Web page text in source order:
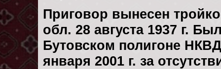
Приговор вынесен
обл. 28 августа 1937 г.
Бутовском полигоне
января 2001 г. за